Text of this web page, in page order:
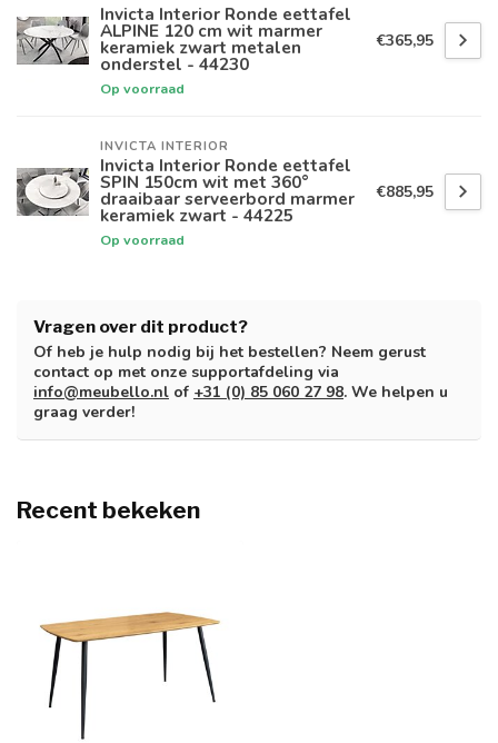
Invicta Interior Ronde eettafel
ALPINE 120 cm wit marmer
keramiek zwart metalen
onderstel - 44230
Op voorraad
€365,95
INVICTA INTERIOR
Invicta Interior Ronde eettafel
SPIN 150cm wit met 360°
draaibaar serveerbord marmer
keramiek zwart - 44225
Op voorraad
€885,95
Vragen over dit product?
Of heb je hulp nodig bij het bestellen? Neem gerust
contact op met onze supportafdeling via
info@meubello.nl of +31 (0) 85 060 27 98. We helpen u
graag verder!
Recent bekeken